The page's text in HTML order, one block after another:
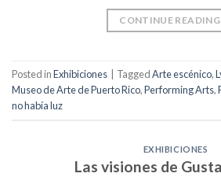
CONTINUE READING
Posted inExhibiciones TaggedArte escénico,
Museo de Arte de Puerto Rico,Performing Arts,
no había luz
EXHIBICIONES
Las visiones de